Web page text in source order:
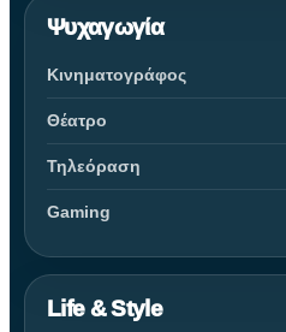
Ψυχαγωγία
Κινηματογράφος
Θέατρο
Τηλεόραση
Gaming
Life & Style